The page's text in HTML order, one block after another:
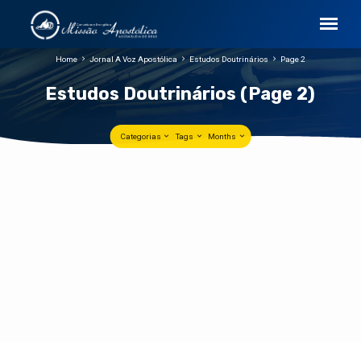
Estudos Doutrinários (Page 2)
Home Jornal A Voz Apostólica Estudos Doutrinários Page 2
Categorias Tags Months